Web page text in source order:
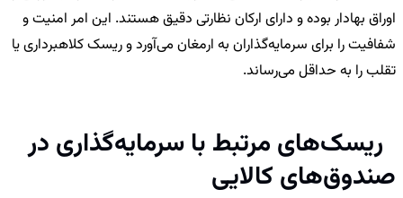
اوراق بهادار بوده و دارای ارکان نظارتی دقیق هستند. این امر امنیت و
شفافیت را برای سرمایه‌گذاران به ارمغان می‌آورد و ریسک کلاهبرداری یا
تقلب را به حداقل می‌رساند.
ریسک‌های مرتبط با سرمایه‌گذاری در
صندوق‌های کالایی